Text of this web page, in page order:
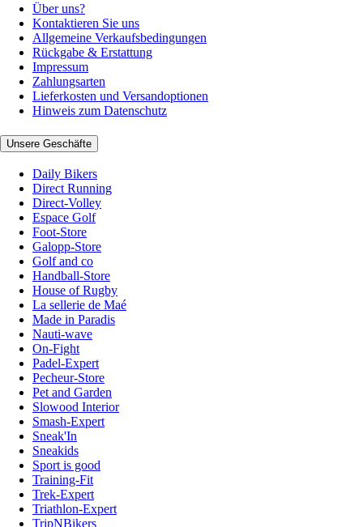
Über uns?
Kontaktieren Sie uns
Allgemeine Verkaufsbedingungen
Rückgabe & Erstattung
Impressum
Zahlungsarten
Lieferkosten und Versandoptionen
Hinweis zum Datenschutz
Unsere Geschäfte
Daily Bikers
Direct Running
Direct-Volley
Espace Golf
Foot-Store
Galopp-Store
Golf and co
Handball-Store
House of Rugby
La sellerie de Maé
Made in Paradis
Nauti-wave
On-Fight
Padel-Expert
Pecheur-Store
Pet and Garden
Slowood Interior
Smash-Expert
Sneak'In
Sneakids
Sport is good
Training-Fit
Trek-Expert
Triathlon-Expert
TripNBikers